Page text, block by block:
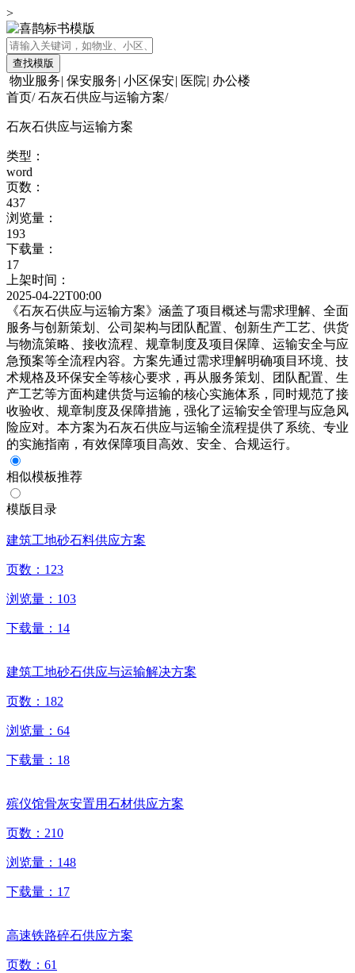
>
查找模版
物业服务| 保安服务| 小区保安| 医院| 办公楼
首页/ 石灰石供应与运输方案/
石灰石供应与运输方案
类型：
word
页数：
437
浏览量：
193
下载量：
17
上架时间：
2025-04-22T00:00
《石灰石供应与运输方案》涵盖了项目概述与需求理解、全面
服务与创新策划、公司架构与团队配置、创新生产工艺、供货
与物流策略、接收流程、规章制度及项目保障、运输安全与应
急预案等全流程内容。方案先通过需求理解明确项目环境、技
术规格及环保安全等核心要求，再从服务策划、团队配置、生
产工艺等方面构建供货与运输的核心实施体系，同时规范了接
收验收、规章制度及保障措施，强化了运输安全管理与应急风
险应对。本方案为石灰石供应与运输全流程提供了系统、专业
的实施指南，有效保障项目高效、安全、合规运行。
相似模板推荐
模版目录
建筑工地砂石料供应方案
页数： 123
浏览量： 103
下载量： 14
建筑工地砂石供应与运输解决方案
页数： 182
浏览量： 64
下载量： 18
殡仪馆骨灰安置用石材供应方案
页数： 210
浏览量： 148
下载量： 17
高速铁路碎石供应方案
页数： 61